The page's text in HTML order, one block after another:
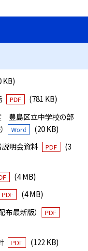
KB)
PDF
(781 KB)
豊島区立中学校の部
Word
(20 KB)
明会資料
PDF
(3
(4 MB)
PDF
(4 MB)
最新版）
PDF
PDF
(122 KB)